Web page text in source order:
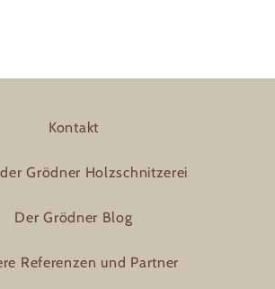
Kontakt
Grödner Holzschnitzerei
Der Grödner Blog
Referenzen und Partner